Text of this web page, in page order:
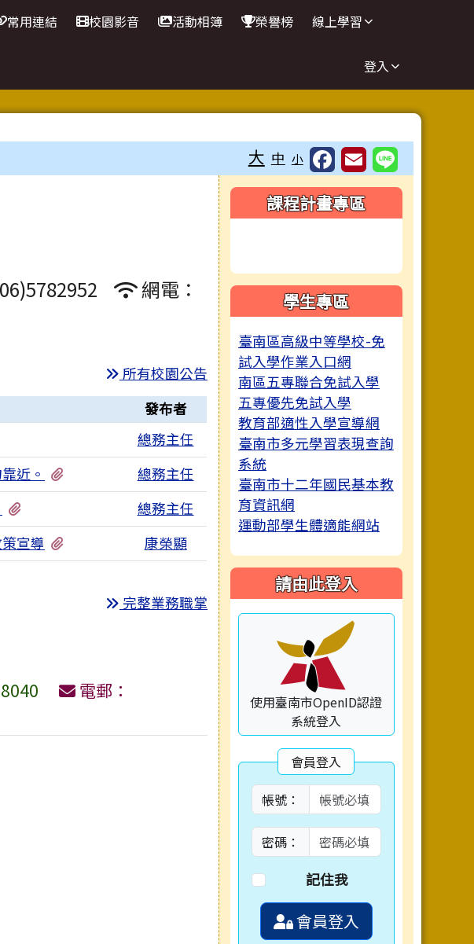
常用連結 校園影音 活動相簿 榮譽榜 線上學習
登入
大 中 小
網電：
所有校園公告
發布者
總務主任
近。 總務主任
總務主任
宣導 康榮顯
完整業務職掌
電郵：
右邊區域內容
課程計畫專區
學生專區
臺南區高級中等學校-免
試入學作業入口網
南區五專聯合免試入學
五專優先免試入學
教育部適性入學宣導網
臺南市多元學習表現查詢
系統
臺南市十二年國民基本教
育資訊網
運動部學生體適能網站
請由此登入
使用臺南市OpenID認證
系統登入
會員登入
帳號：
密碼：
記住我
會員登入